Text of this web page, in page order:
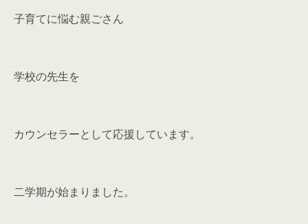
子育てに悩む親ごさん
学校の先生を
カウンセラーとして応援しています。
二学期が始まりました。